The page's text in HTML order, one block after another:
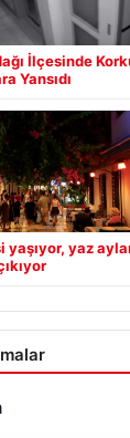
İlçesinde
Yansıdı
yaz